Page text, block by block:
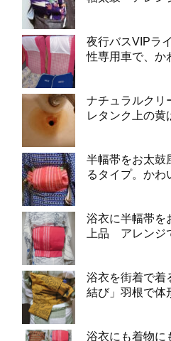
夜行バスVIPラ
性専用車で、か
ナチュラルクリ
レタンク上の黄
半幅帯をお太鼓
るタイプ。かわ
浴衣に半幅帯を
上品 アレンジ
浴衣を街着で着
結び」羽根で体
浴衣にも着物